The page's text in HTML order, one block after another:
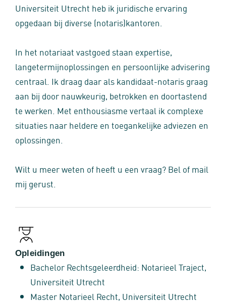
Universiteit Utrecht heb ik juridische ervaring
opgedaan bij diverse (notaris)kantoren.
In het notariaat vastgoed staan expertise,
langetermijnoplossingen en persoonlijke advisering
centraal. Ik draag daar als kandidaat-notaris graag
aan bij door nauwkeurig, betrokken en doortastend
te werken. Met enthousiasme vertaal ik complexe
situaties naar heldere en toegankelijke adviezen en
oplossingen.
Wilt u meer weten of heeft u een vraag? Bel of mail
mij gerust.
Opleidingen
Bachelor Rechtsgeleerdheid: Notarieel Traject,
Universiteit Utrecht
Master Notarieel Recht, Universiteit Utrecht